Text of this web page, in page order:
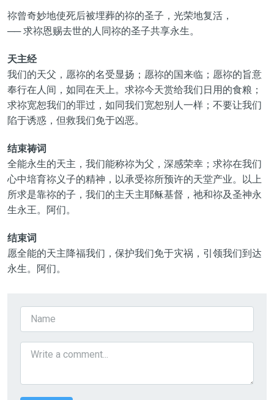
祢曾奇妙地使死后被埋葬的祢的圣子，光荣地复活，
── 求祢恩赐去世的人同祢的圣子共享永生。
天主经
我们的天父，愿祢的名受显扬；愿祢的国来临；愿祢的旨意
奉行在人间，如同在天上。求祢今天赏给我们日用的食粮；
求祢宽恕我们的罪过，如同我们宽恕别人一样；不要让我们
陷于诱惑，但救我们免于凶恶。
结束祷词
全能永生的天主，我们能称祢为父，深感荣幸；求祢在我们
心中培育祢义子的精神，以承受祢所预许的天堂产业。以上
所求是靠祢的子，我们的主天主耶稣基督，祂和祢及圣神永
生永王。阿们。
结束词
愿全能的天主降福我们，保护我们免于灾祸，引领我们到达
永生。阿们。